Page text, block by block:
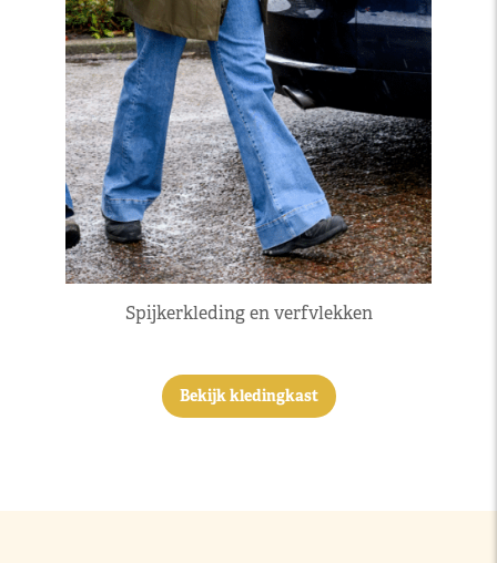
Spijkerkleding en verfvlekken
Bekijk kledingkast